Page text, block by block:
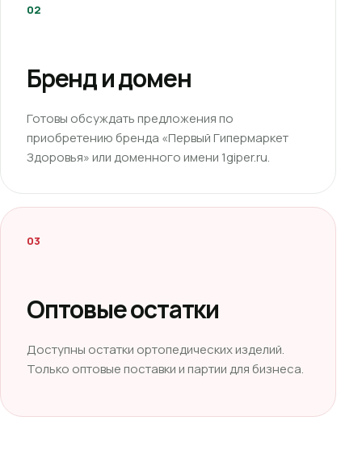
02
Бренд и домен
Готовы обсуждать предложения по
приобретению бренда «Первый Гипермаркет
Здоровья» или доменного имени 1giper.ru.
03
Оптовые остатки
Доступны остатки ортопедических изделий.
Только оптовые поставки и партии для бизнеса.